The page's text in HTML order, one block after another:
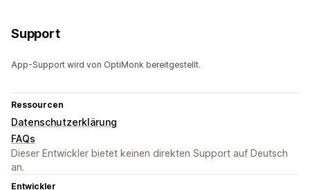
Support
App-Support wird von OptiMonk bereitgestellt.
Ressourcen
Datenschutzerklärung
FAQs
Dieser Entwickler bietet keinen direkten Support auf Deutsch
an.
Entwickler